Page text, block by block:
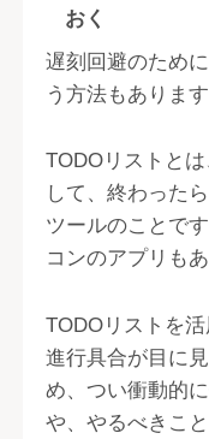
おく
遅刻回避のため
う方法もあります
TODOリストと
して、終わった
ツールのことで
コンのアプリもあ
TODOリストを
進行具合が目に
め、つい衝動的
や、やるべきこ